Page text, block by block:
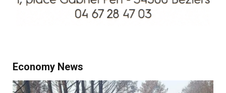
Economy News